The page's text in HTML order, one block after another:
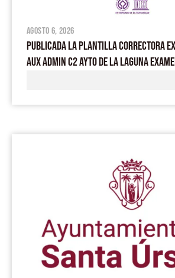
agosto 6, 2026
PUBLICADA LA PLANTILLA CORRECTORA
AUX ADMIN C2 AYTO DE LA LAGUNA